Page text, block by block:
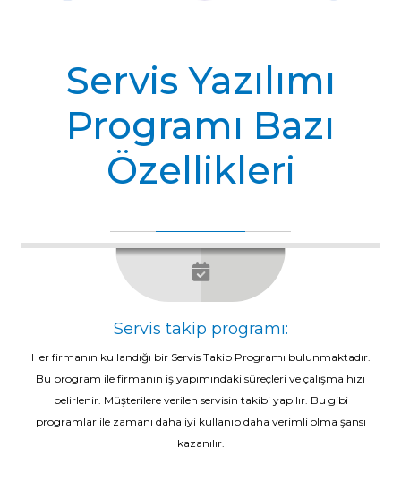
Servis Yazılımı
Programı Bazı
Özellikleri
Servis takip programı:
Her firmanın kullandığı bir Servis Takip Programı bulunmaktadır.
Bu program ile firmanın iş yapımındaki süreçleri ve çalışma hızı
belirlenir. Müşterilere verilen servisin takibi yapılır. Bu gibi
programlar ile zamanı daha iyi kullanıp daha verimli olma şansı
kazanılır.